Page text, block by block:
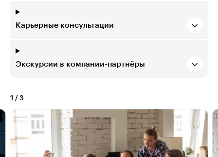
Карьерные консультации
Экскурсии в компании-партнёры
1 / 3